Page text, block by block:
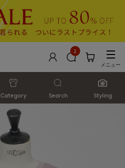
2
メニュー
Category Search Styling